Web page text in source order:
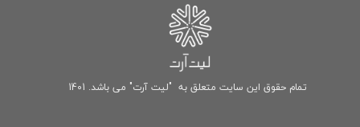
تمام حقوق این سایت متعلق به "لیت آرت" می باشد. 1401